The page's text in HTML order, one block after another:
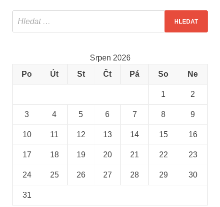
Srpen 2026
Po
Út St Čt Pá So Ne
1 2
3 4 5 6 7 8 9
10 11 12 13 14 15 16
17 18 19 20 21 22 23
24 25 26 27 28 29 30
31